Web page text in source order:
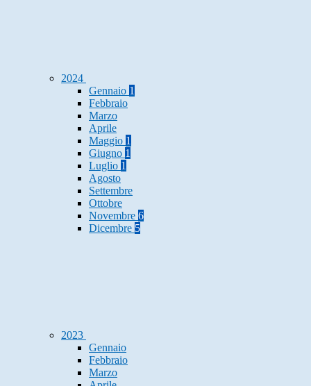
2024
Gennaio 1
Febbraio
Marzo
Aprile
Maggio 1
Giugno 1
Luglio 1
Agosto
Settembre
Ottobre
Novembre 6
Dicembre 5
2023
Gennaio
Febbraio
Marzo